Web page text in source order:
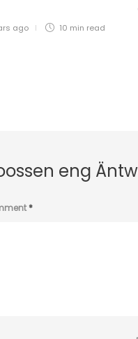
ago 10 min read
eng
*